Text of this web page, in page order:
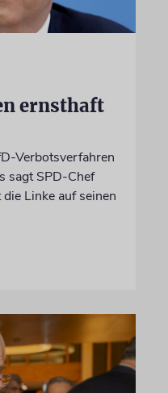
ernsthaft
Verbotsverfahren
sagt SPD-Chef
Linke auf seinen